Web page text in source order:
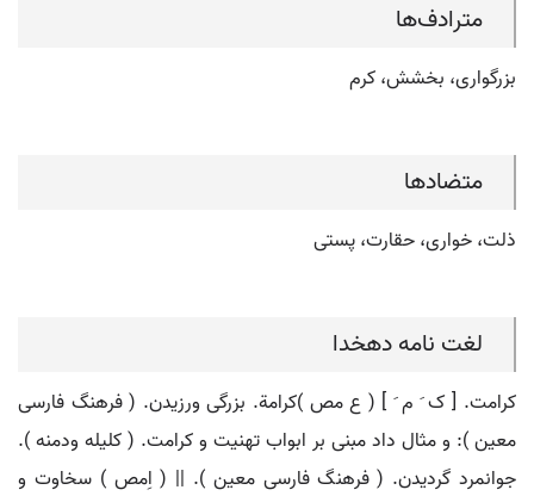
مترادف‌ها
بزرگواری، بخشش، کرم
متضادها
ذلت، خواری، حقارت، پستی
لغت نامه دهخدا
کرامت. [ ک َ م َ ] ( ع مص )کرامة. بزرگی ورزیدن. ( فرهنگ فارسی
معین ): و مثال داد مبنی بر ابواب تهنیت و کرامت. ( کلیله ودمنه ).
جوانمرد گردیدن. ( فرهنگ فارسی معین ). || ( اِمص ) سخاوت و